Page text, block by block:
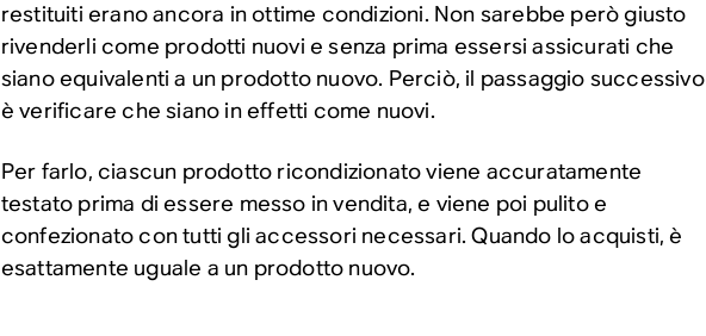
restituiti erano ancora in ottime condizioni. Non sarebbe però giusto
rivenderli come prodotti nuovi e senza prima essersi assicurati che
siano equivalenti a un prodotto nuovo. Perciò, il passaggio successivo
è verificare che siano in effetti come nuovi.
Per farlo, ciascun prodotto ricondizionato viene accuratamente
testato prima di essere messo in vendita, e viene poi pulito e
confezionato con tutti gli accessori necessari. Quando lo acquisti, è
esattamente uguale a un prodotto nuovo.